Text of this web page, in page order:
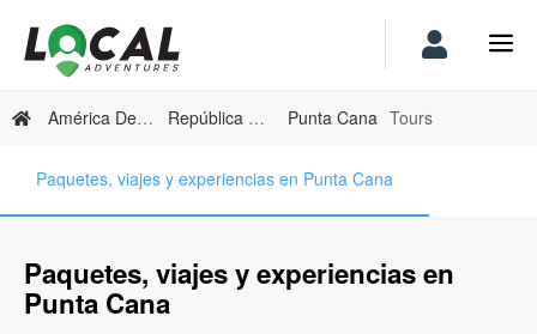
América Del Norte República Dominicana Punta Cana Tours
Paquetes, viajes y experiencias en Punta Cana
Paquetes, viajes y experiencias en
Punta Cana